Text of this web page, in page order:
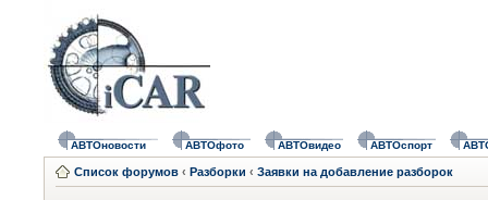
АВТОновости АВТОфото АВТОвидео АВТОспорт
Список форумов ‹ Разборки ‹ Заявки на добавление разборок